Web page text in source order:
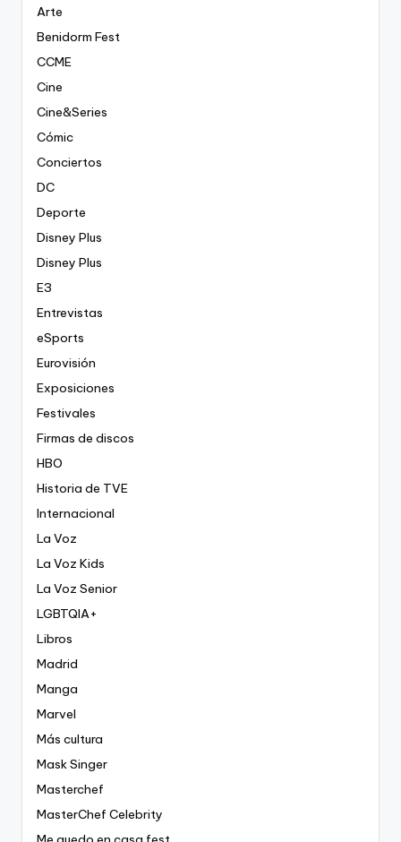
Arte
Benidorm Fest
CCME
Cine
Cine&Series
Cómic
Conciertos
DC
Deporte
Disney Plus
Disney Plus
E3
Entrevistas
eSports
Eurovisión
Exposiciones
Festivales
Firmas de discos
HBO
Historia de TVE
Internacional
La Voz
La Voz Kids
La Voz Senior
LGBTQIA+
Libros
Madrid
Manga
Marvel
Más cultura
Mask Singer
Masterchef
MasterChef Celebrity